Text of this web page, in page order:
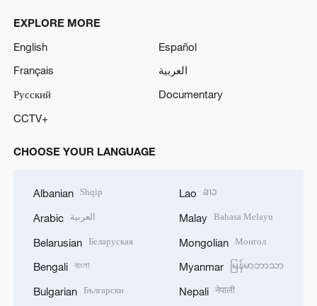
EXPLORE MORE
English
Español
Français
العربية
Русский
Documentary
CCTV+
CHOOSE YOUR LANGUAGE
Albanian Shqip
Arabic العربية
Belarusian Беларуская
Bengali বাংলা
Bulgarian Български
Lao ລາວ
Malay Bahasa Melayu
Mongolian Монгол
Myanmar မြန်မာဘာသာ
Nepali नेपाली